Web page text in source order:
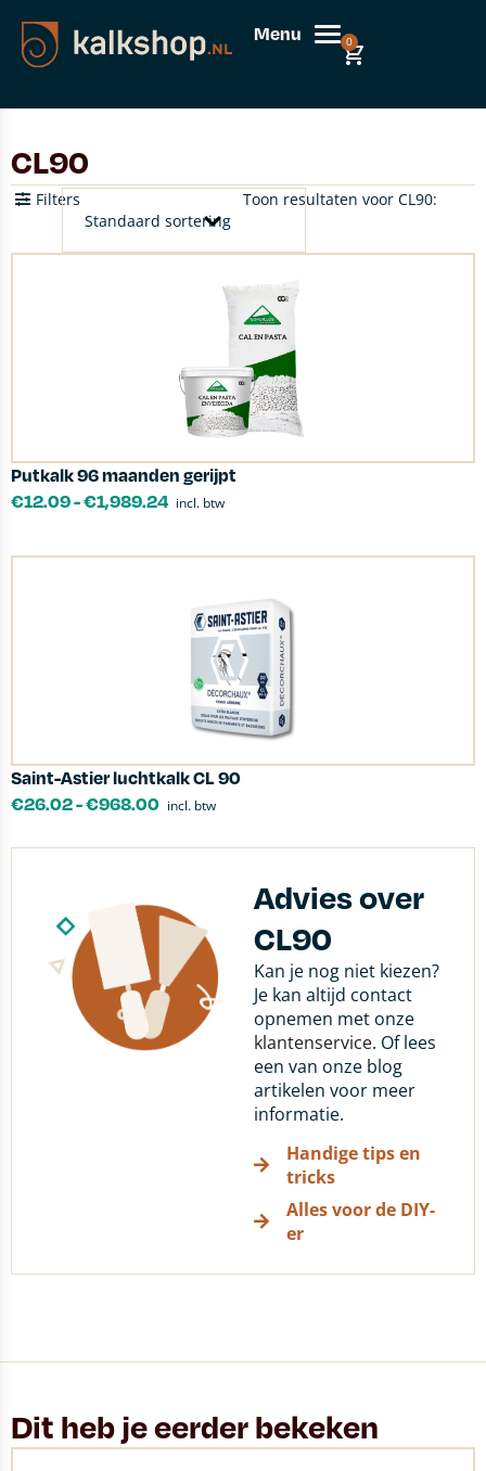
Menu 0
CL90
Toon resultaten voor CL90:
Filters
Putkalk 96 maanden gerijpt
€12.09-€1,989.24 incl. btw
Saint-Astier luchtkalk CL 90
€26.02-€968.00 incl. btw
Advies over
CL90
Kan je nog niet kiezen?
Je kan altijd contact
opnemen met onze
klantenservice. Of lees
een van onze blog
artikelen voor meer
informatie.
Handige tips en
tricks
Alles voor de DIY-
er
Dit heb je eerder bekeken